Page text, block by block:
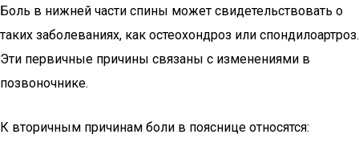
Боль в нижней части спины может свидетельствовать о
таких заболеваниях, как остеохондроз или спондилоартроз.
Эти первичные причины связаны с изменениями в
позвоночнике.
К вторичным причинам боли в пояснице относятся: